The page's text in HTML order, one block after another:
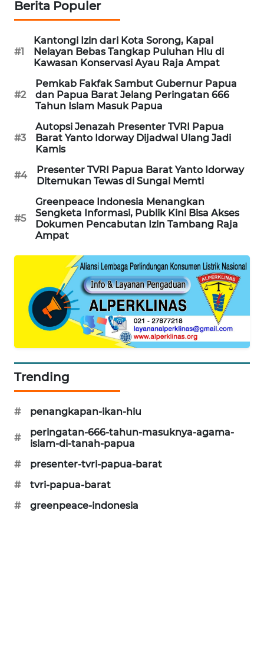
Berita Populer
#1
Kantongi Izin dari Kota Sorong, Kapal
Nelayan Bebas Tangkap Puluhan Hiu di
Kawasan Konservasi Ayau Raja Ampat
#2
Pemkab Fakfak Sambut Gubernur Papua
dan Papua Barat Jelang Peringatan 666
Tahun Islam Masuk Papua
#3
Autopsi Jenazah Presenter TVRI Papua
Barat Yanto Idorway Dijadwal Ulang Jadi
Kamis
#4
Presenter TVRI Papua Barat Yanto Idorway
Ditemukan Tewas di Sungai Memti
#5
Greenpeace Indonesia Menangkan
Sengketa Informasi, Publik Kini Bisa Akses
Dokumen Pencabutan Izin Tambang Raja
Ampat
Trending
# penangkapan-ikan-hiu
#
peringatan-666-tahun-masuknya-agama-
islam-di-tanah-papua
#
presenter-tvri-papua-barat
#
tvri-papua-barat
#
greenpeace-indonesia
KRT
NEWS
KARING
NEWS
JURNAL
MARITIM
HUMBANG
NEWS
GARONGGANG
FISUELRI
ID
CILEUNGSI
NEWS
NEWS
NEWS
ANUGERAH
AKHLAK
ID